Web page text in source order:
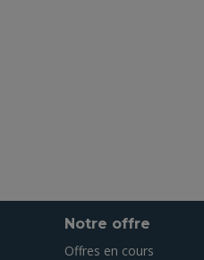
Notre offre
Offres en cours